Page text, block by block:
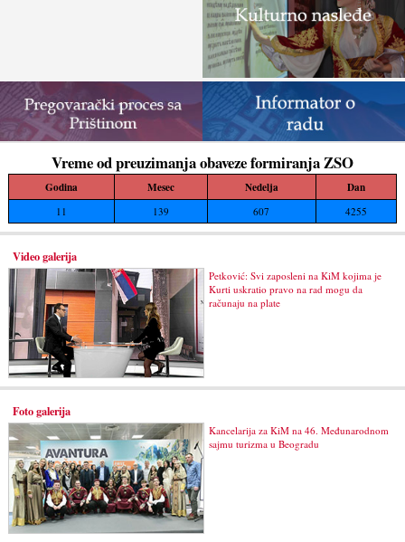
Vreme od preuzimanja obaveze formiranja ZSO
Godina Mesec Nedelja Dan
11 139 607 4255
Video galerija
Petković: Svi zaposleni na KiM kojima je
Kurti uskratio pravo na rad mogu da
računaju na plate
Foto galerija
Kancelarija za KiM na 46. Međunarodnom
sajmu turizma u Beogradu